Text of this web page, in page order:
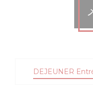
DEJEUNER